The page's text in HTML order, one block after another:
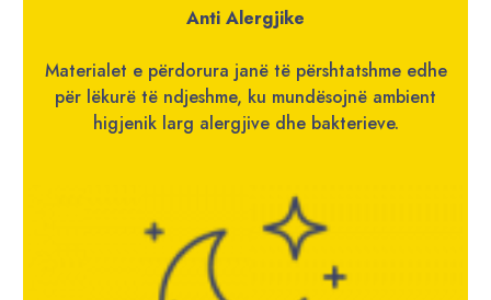
Anti Alergjike
Materialet e përdorura janë të përshtatshme edhe
për lëkurë të ndjeshme, ku mundësojnë ambient
higjenik larg alergjive dhe bakterieve.